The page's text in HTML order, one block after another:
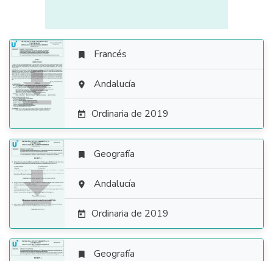

 Francés
 Andalucía
 Ordinaria de 2019

 Geografía
 Andalucía
 Ordinaria de 2019
 Geografía